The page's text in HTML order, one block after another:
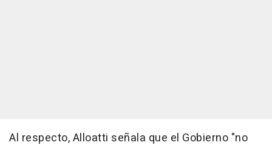
Al respecto, Alloatti señala que el Gobierno "no